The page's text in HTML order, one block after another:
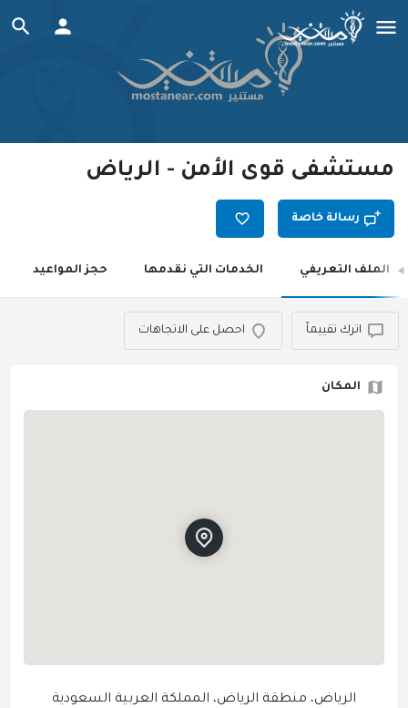
مستشفى قوى الأمن - الرياض
رسالة خاصة
الملف التعريفي الخدمات التي نقدمها حجز المواعيد
اترك تقييماً احصل على الاتجاهات
المكان
الرياض، منطقة الرياض، المملكة العربية السعودية